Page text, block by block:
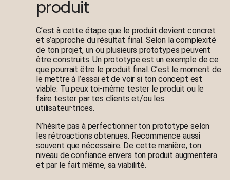
produit
C’est à cette étape que le produit devient concret
et s’approche du résultat final. Selon la complexité
de ton projet, un ou plusieurs prototypes peuvent
être construits. Un prototype est un exemple de ce
que pourrait être le produit final. C’est le moment de
le mettre à l’essai et de voir si ton concept est
viable. Tu peux toi-même tester le produit ou le
faire tester par tes clients et/ou les
utilisateur·trices.
N’hésite pas à perfectionner ton prototype selon
les rétroactions obtenues. Recommence aussi
souvent que nécessaire. De cette manière, ton
niveau de confiance envers ton produit augmentera
et par le fait même, sa viabilité.